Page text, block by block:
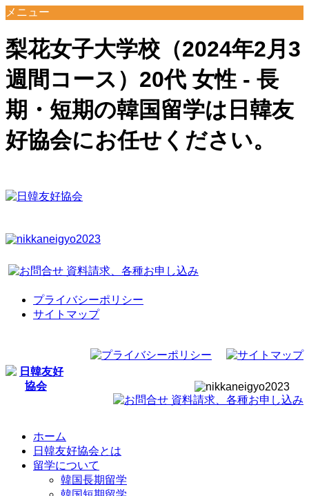
メニュー
梨花女子大学校（2024年2月3
週間コース）20代 女性 - 長
期・短期の韓国留学は日韓友
好協会にお任せください。
プライバシーポリシー
サイトマップ
ホーム
日韓友好協会とは
留学について
韓国長期留学